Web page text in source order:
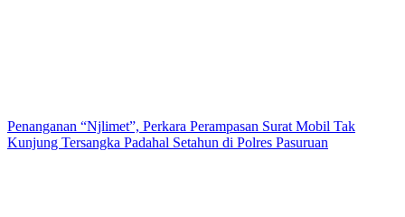
Penanganan “Njlimet”, Perkara Perampasan Surat Mobil Tak
Kunjung Tersangka Padahal Setahun di Polres Pasuruan